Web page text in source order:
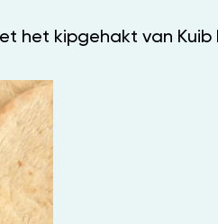
het kipgehakt van